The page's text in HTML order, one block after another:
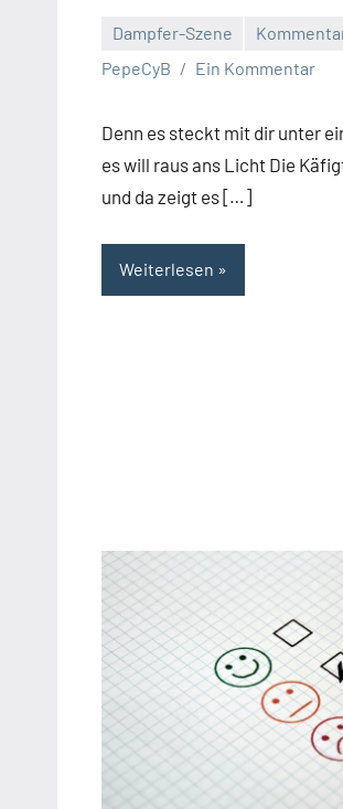
Dampfer-Szene
PepeCyB
Ein Kommentar
Denn es steckt mit dir unter
es will raus ans Licht Die
und da zeigt es […]
Weiterlesen